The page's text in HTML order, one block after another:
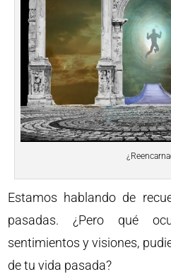
Estamos hablando de
pasadas. ¿Pero qué
sentimientos y visiones,
de tu vida pasada?